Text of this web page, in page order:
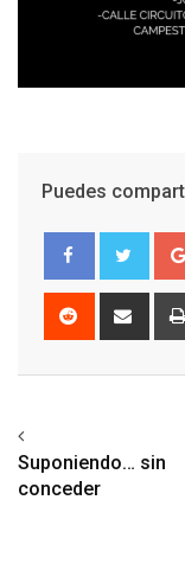
Puedes
Reddit
Share
Suponiendo… sin
conceder